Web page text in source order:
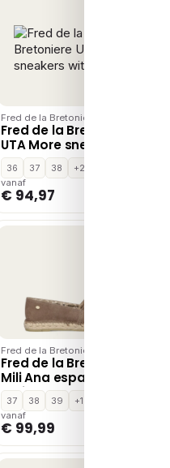
Fred de la Bretoniere
Fred de la Bretoniere
UTA More sneakers wit
36 37 38
+2
vanaf
€ 94,97
Fred de la Bretoniere
Fred de la Bretoniere
Mili Ana espadrilles –
Bruin
37 38 39
+1
vanaf
€ 99,99